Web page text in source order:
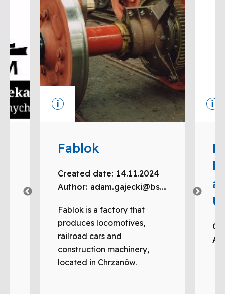
Fablok
Created date: 14.11.2024
Author: adam.gajecki@bs.katowice.pl
Fablok is a factory that
produces locomotives,
railroad cars and
construction machinery,
located in Chrzanów.